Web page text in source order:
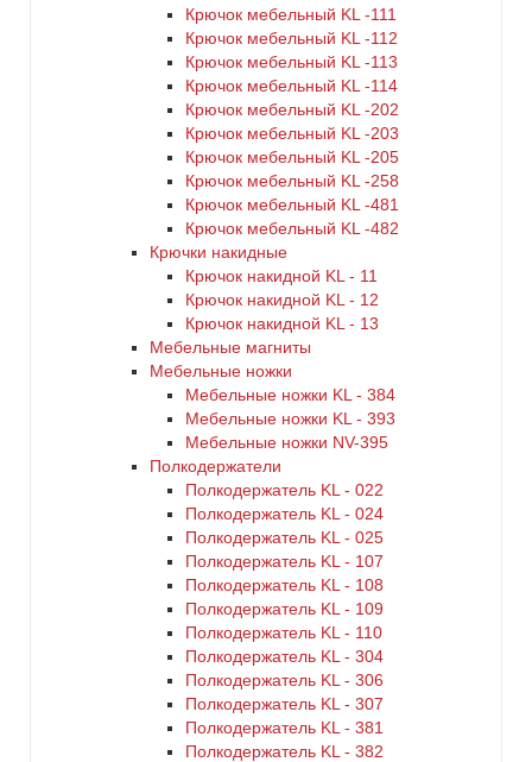
Крючок мебельный KL -111
Крючок мебельный KL -112
Крючок мебельный KL -113
Крючок мебельный KL -114
Крючок мебельный KL -202
Крючок мебельный KL -203
Крючок мебельный KL -205
Крючок мебельный KL -258
Крючок мебельный KL -481
Крючок мебельный KL -482
Крючки накидные
Крючок накидной KL - 11
Крючок накидной KL - 12
Крючок накидной KL - 13
Мебельные магниты
Мебельные ножки
Мебельные ножки KL - 384
Мебельные ножки KL - 393
Мебельные ножки NV-395
Полкодержатели
Полкодержатель KL - 022
Полкодержатель KL - 024
Полкодержатель KL - 025
Полкодержатель KL - 107
Полкодержатель KL - 108
Полкодержатель KL - 109
Полкодержатель KL - 110
Полкодержатель KL - 304
Полкодержатель KL - 306
Полкодержатель KL - 307
Полкодержатель KL - 381
Полкодержатель KL - 382